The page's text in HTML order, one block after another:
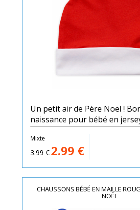
Un petit air de Père Noël !
naissance pour bébé en
Mixte
3.99 € 2.99 €
CHAUSSONS BÉBÉ EN MAILLE
NOËL